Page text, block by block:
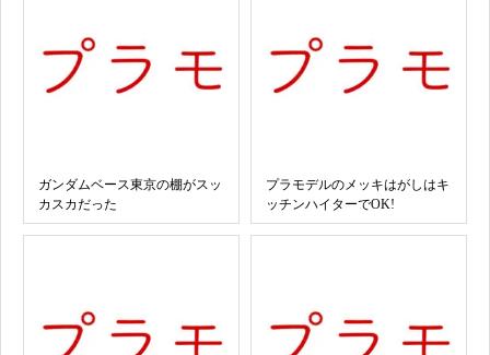
ガンダムベース東京の棚がスッ
カスカだった
プラモデルのメッキはがしはキ
ッチンハイターでOK!